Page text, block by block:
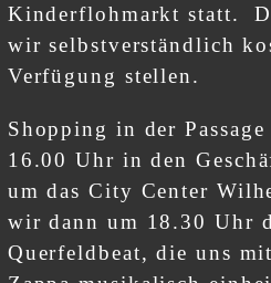
Kinderflohmarkt statt.
wir selbstverständlich
Verfügung stellen.
Shopping in der
16.00 Uhr in den
um das City Center
wir dann um 18.30 Uhr
Querfeldbeat, die uns